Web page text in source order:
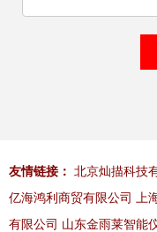
友情链接： 北京灿描科技
亿海鸿利商贸有限公司
上
有限公司 山东金雨莱智能